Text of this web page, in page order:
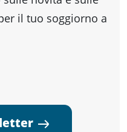
il tuo soggiorno a